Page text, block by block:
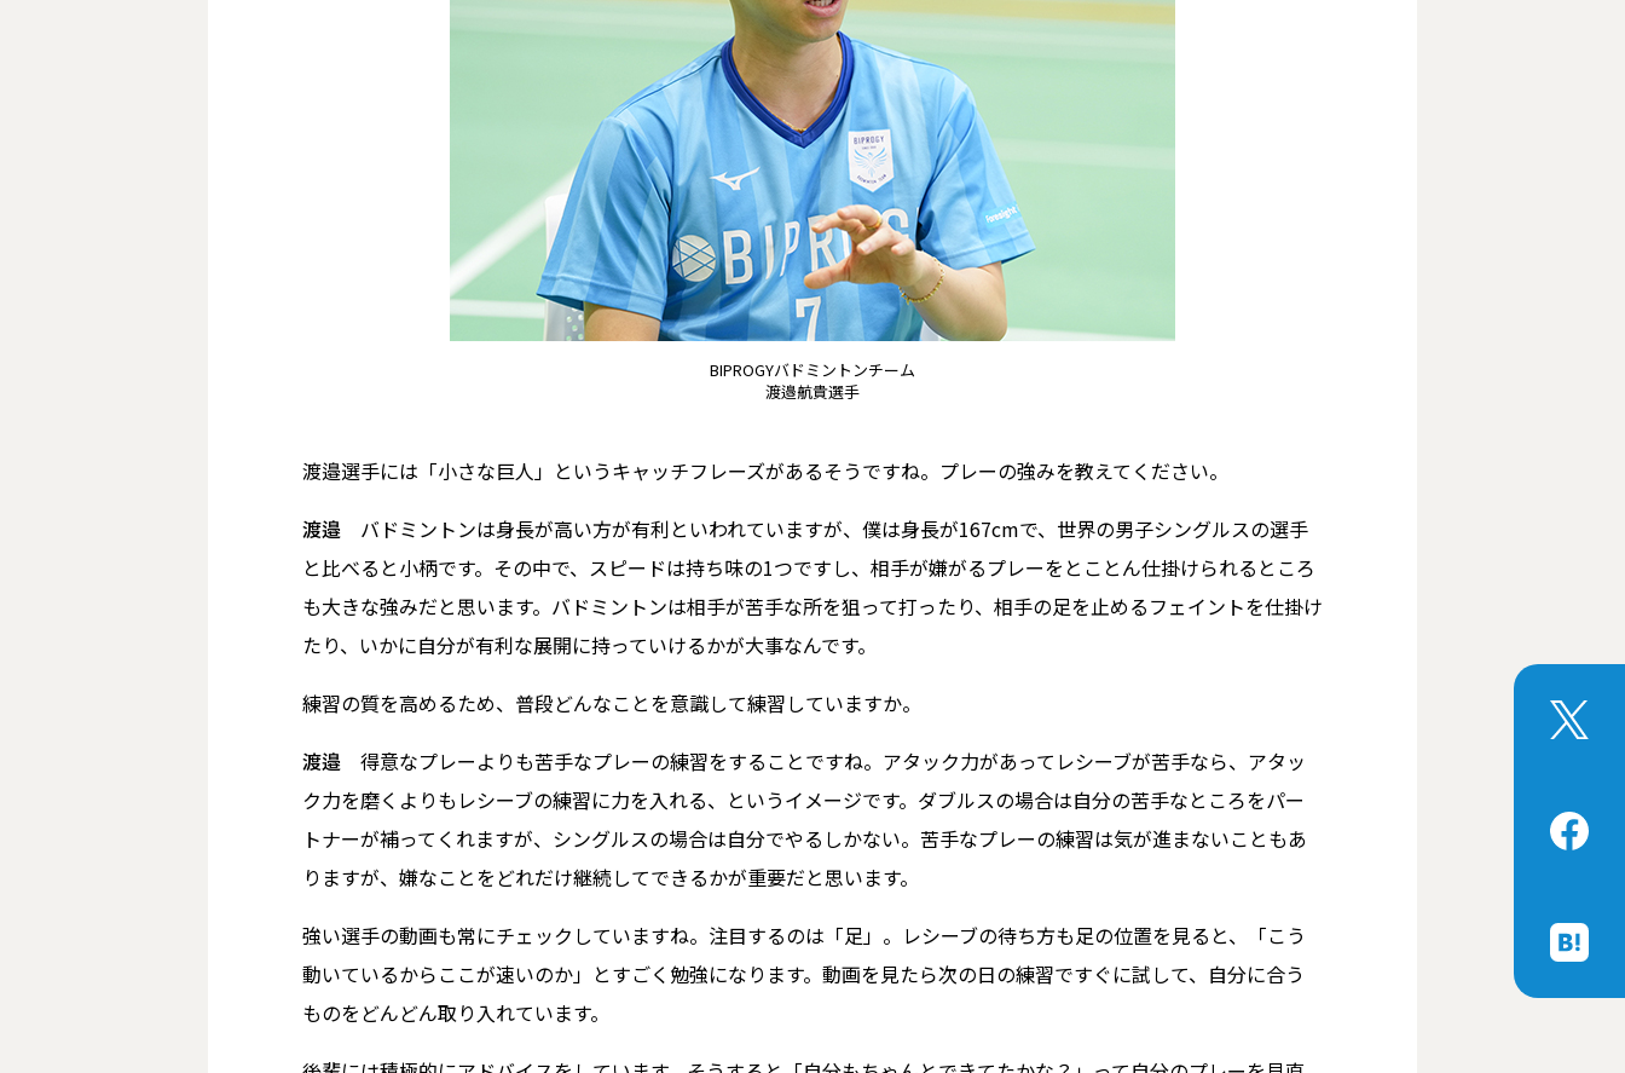
BIPROGYバドミントンチーム
渡邉航貴選手
――渡邉選手には「小さな巨人」というキャッチフレーズがあるそうですね。プレーの強みを教えてください。
渡邉
バドミントンは身長が高い方が有利といわれていますが、僕は身長が167cmで、世界の男子シングルスの選手
と比べると小柄です。その中で、スピードは持ち味の1つですし、相手が嫌がるプレーをとことん仕掛けられるところ
も大きな強みだと思います。バドミントンは相手が苦手な所を狙って打ったり、相手の足を止めるフェイントを仕掛け
たり、いかに自分が有利な展開に持っていけるかが大事なんです。
――練習の質を高めるため、普段どんなことを意識して練習していますか。
渡邉
得意なプレーよりも苦手なプレーの練習をすることですね。アタック力があってレシーブが苦手なら、アタッ
ク力を磨くよりもレシーブの練習に力を入れる、というイメージです。ダブルスの場合は自分の苦手なところをパー
トナーが補ってくれますが、シングルスの場合は自分でやるしかない。苦手なプレーの練習は気が進まないこともあ
りますが、嫌なことをどれだけ継続してできるかが重要だと思います。
強い選手の動画も常にチェックしていますね。注目するのは「足」。レシーブの待ち方も足の位置を見ると、「こう
動いているからここが速いのか」とすごく勉強になります。動画を見たら次の日の練習ですぐに試して、自分に合う
ものをどんどん取り入れています。